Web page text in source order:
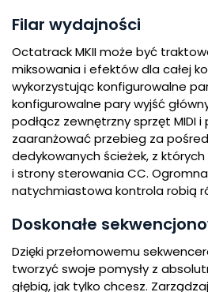
Filar wydajności
Octatrack MKII może być
miksowania i efektów dla całej
wykorzystując konfigurowalne
konfigurowalne pary wyjść
podłącz zewnętrzny sprzęt MIDI
zaaranżować przebieg za
dedykowanych ścieżek, z których
i strony sterowania CC.
natychmiastowa kontrola robią
Doskonałe
Dzięki przełomowemu
tworzyć swoje pomysły z
głębią, jak tylko chcesz.